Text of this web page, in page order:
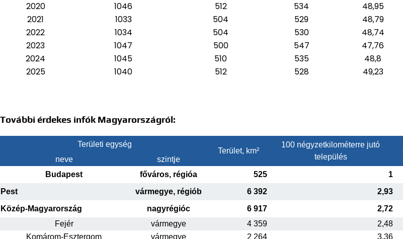
2020
1046 512 534 48,95
2021
1033 504 529 48,79
2022
1034 504 530 48,74
2023
1047 500 547 47,76
2024
1045 510 535 48,8
2025
1040 512 528 49,23
További érdekes infók Magyarországról:
Területi egység
Terület, km²
100 négyzetkilométerre jutó
település
neve
szintje
Budapest
főváros, régióa 525 1
Pest
vármegye, régiób 6 392 2,93
Közép-Magyarország
nagyrégióc 6 917 2,72
Fejér
vármegye 4 359 2,48
Komárom-Esztergom
vármegye 2 264 3,36